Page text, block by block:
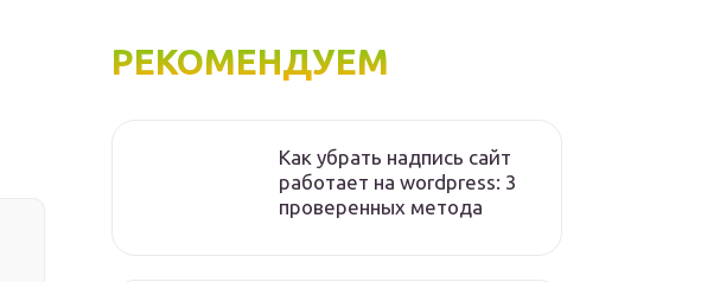
РЕКОМЕНДУЕМ
Как убрать надпись сайт
работает на wordpress: 3
проверенных метода